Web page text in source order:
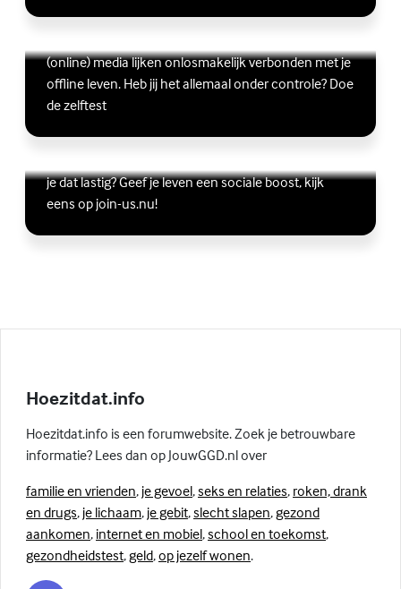
Ben jij digitaal in balans?
(online) media lijken onlosmakelijk verbonden met je
offline leven. Heb jij het allemaal onder controle? Doe
de zelftest
Lees meer over Ben jij digitaal in balans?
(Externe link)
Vriendschap
je dat lastig? Geef je leven een sociale boost, kijk
eens op join-us.nu!
Lees meer over Vriendschap
(Externe link)
Hoezitdat.info
Hoezitdat.info is een forumwebsite. Zoek je betrouwbare
informatie? Lees dan op JouwGGD.nl over
familie en vrienden, je gevoel,seks en relaties, roken, drank
en drugs, je lichaam, je gebit,slecht slapen, gezond
aankomen, internet en mobiel,school en toekomst,
gezondheidstest, geld,op jezelf wonen.